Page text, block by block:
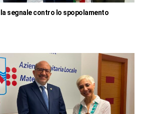
segnale contro lo spopolamento